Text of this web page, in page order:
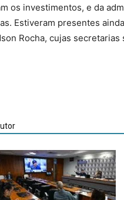
os investimentos, e da
Estiveram presentes
Rocha, cujas